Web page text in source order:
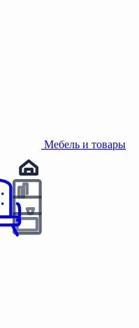
Мебель и товары